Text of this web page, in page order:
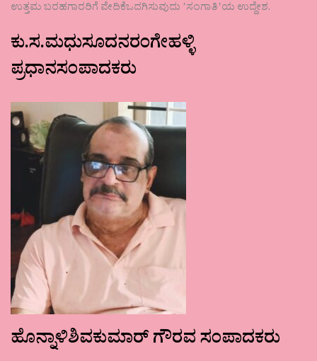
ಉತ್ತಮ ಬರಹಗಾರರಿಗೆ ವೇದಿಕೆಒದಗಿಸುವುದು ʼಸಂಗಾತಿʼಯ ಉದ್ದೇಶ.
ಕು.ಸ.ಮಧುಸೂದನರಂಗೇಹಳ್ಳಿ
ಪ್ರಧಾನಸಂಪಾದಕರು
ಹೊನ್ನಾಳಿಶಿವಕುಮಾರ್ ಗೌರವ ಸಂಪಾದಕರು